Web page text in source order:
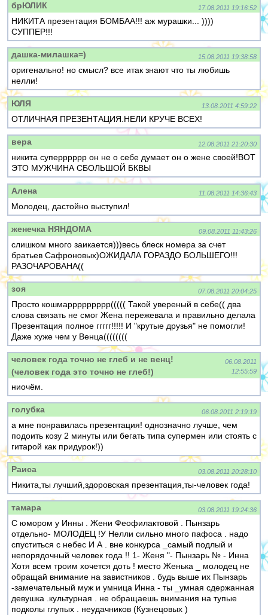
брЮЛИК 17.08.2011 19:16:52
НИКИТА презентация БОМБАА!!! аж мурашки... ))))
СУППЕР!!!
дашка-милашка=) 15.08.2011 19:38:58
оригенально! но смысл? все итак знают что ты любишь
нелли!
ЮЛЯ 13.08.2011 4:59:22
ОТЛИЧНАЯ ПРЕЗЕНТАЦИЯ.НЕЛИ КРУЧЕ ВСЕХ!
вера 12.08.2011 21:20:30
никита суперррррр он не о себе думает он о жене своей!ВОТ
ЭТО МУЖЧИНА СБОЛЬШОЙ БКВЫ
Алена 11.08.2011 14:36:43
Молодец, дастойно выступил!
женечка НЯНДОМА 09.08.2011 11:43:26
слишком много заикается)))весь блеск номера за счет
братьев Сафроновых)ОЖИДАЛА ГОРАЗДО БОЛЬШЕГО!!!
РАЗОЧАРОВАНА((
зоя 07.08.2011 20:04:25
Просто кошмаррррррррр((((( Такой увереный в себе(( два
слова связать не смог Жена пережевала и правильно делала
Презентация полное ггггг!!!!! И "крутые друзья" не помогли!
Даже хуже чем у Венца((((((((
человек года точно не глеб и не венц!
(человек года это точно не глеб!)
06.08.2011
12:55:59
ниочём.
голубка 06.08.2011 2:19:19
а мне понравилась презентация! однозначно лучше, чем
подоить козу 2 минуты или бегать типа супермен или стоять с
гитарой как придурок!))
Раиса 03.08.2011 20:28:10
Никита,ты лучший,здоровская презентация,ты-человек года!
тамара 03.08.2011 19:24:36
С юмором у Инны . Жени Феофилактовой . Пынзарь
отдельно- МОЛОДЕЦ !У Нелли сильно много пафоса . надо
спуститься с небес И А . вне конкурса _самый подлый и
непорядочный человек года !! 1- Женя "- Пынзарь № - Инна
Хотя всем троим хочется доть ! место Женька _ молодец не
обращай внимание на завистников . будь выше их Пынзарь
-замечательный муж и умница Инна - ты _умная сдержанная
девушка .культурная . не обращаешь внимания на тупые
подколы глупых . неудачников (Кузнецовых )